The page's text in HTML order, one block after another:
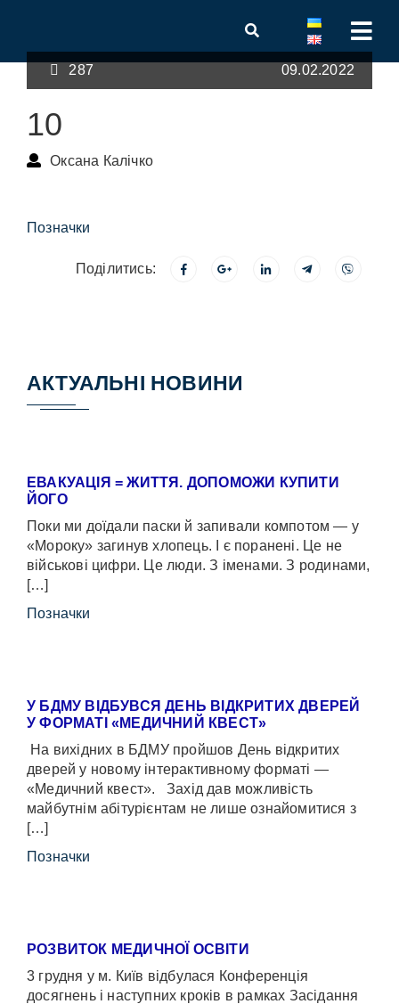
287 09.02.2022
10
Оксана Калічко
Позначки
Поділитись:
АКТУАЛЬНІ НОВИНИ
ЕВАКУАЦІЯ = ЖИТТЯ. ДОПОМОЖИ КУПИТИ
ЙОГО
Поки ми доїдали паски й запивали компотом — у
«Мороку» загинув хлопець. І є поранені. Це не
військові цифри. Це люди. З іменами. З родинами,
[…]
Позначки
У БДМУ ВІДБУВСЯ ДЕНЬ ВІДКРИТИХ ДВЕРЕЙ
У ФОРМАТІ «МЕДИЧНИЙ КВЕСТ»
На вихідних в БДМУ пройшов День відкритих
дверей у новому інтерактивному форматі —
«Медичний квест». Захід дав можливість
майбутнім абітурієнтам не лише ознайомитися з
[…]
Позначки
РОЗВИТОК МЕДИЧНОЇ ОСВІТИ
3 грудня у м. Київ відбулася Конференція
досягнень і наступних кроків в рамках Засідання